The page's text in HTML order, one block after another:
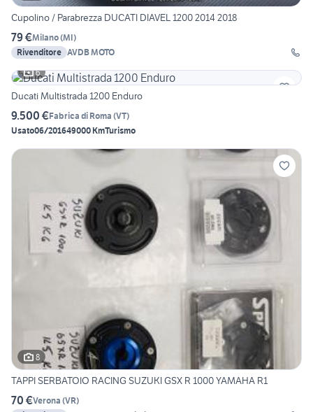
Cupolino / Parabrezza DUCATI DIAVEL 1200 2014 2018
79 €Milano(MI)
Rivenditore AVDB MOTO
6
Ducati Multistrada 1200 Enduro
9.500 €Fabrica di Roma (VT)
Usato06/201649000 KmTurismo
8
TAPPI SERBATOIO RACING SUZUKI GSX R 1000 YAMAHA R1
70 €Verona (VR)